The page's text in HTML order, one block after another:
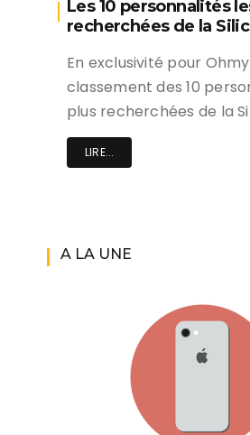
Les 10 personnalités
recherchées de la
En exclusivité pour
classement des 10
plus recherchées de la
LIRE...
A LA UNE